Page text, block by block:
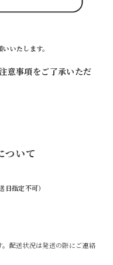
いたします。
意事項をご了承いただ
ついて
指定不可）
配送状況は発送の際にご連絡